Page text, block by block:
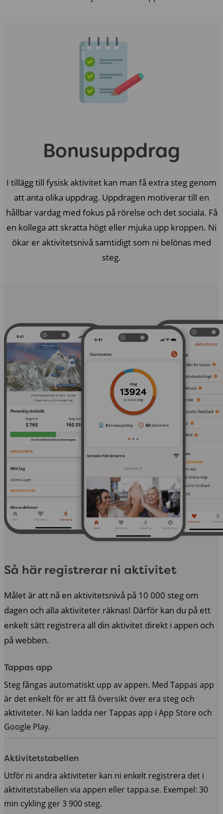
Bonusuppdrag
I tillägg till fysisk aktivitet kan man få extra steg genom
att anta olika uppdrag. Uppdragen motiverar till en
hållbar vardag med fokus på rörelse och det sociala. Få
en kollega att skratta högt eller mjuka upp kroppen. Ni
ökar er aktivitetsnivå samtidigt som ni belönas med
steg.
Så här registrerar ni aktivitet
Målet är att nå en aktivitetsnivå på 10 000 steg om
dagen och alla aktiviteter räknas! Därför kan du på ett
enkelt sätt registrera all din aktivitet direkt i appen och
på webben.
Tappas app
Steg fångas automatiskt upp av appen. Med Tappas app
är det enkelt för er att få översikt över era steg och
aktiviteter. Ni kan ladda ner Tappas app i App Store och
Google Play.
Aktivitetstabellen
Utför ni andra aktiviteter kan ni enkelt registrera det i
aktivitetstabellen via appen eller tappa.se. Exempel: 30
min cykling ger 3 900 steg.